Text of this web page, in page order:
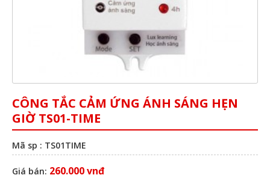
CÔNG TẮC CẢM ỨNG ÁNH SÁNG HẸN
GIỜ TS01-TIME
Mã sp : TS01TIME
Giá bán: 260.000 vnđ